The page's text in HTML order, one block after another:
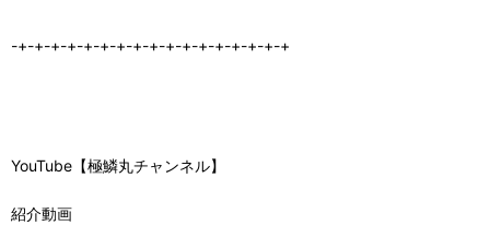
-+-+-+-+-+-+-+-+-+-+-+-+-+-+-+-+-+
YouTube【極鱗丸チャンネル】
紹介動画